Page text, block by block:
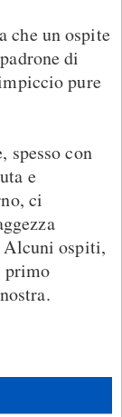
che un ospite
di
pure
spesso con
e
ci
Alcuni ospiti,
primo